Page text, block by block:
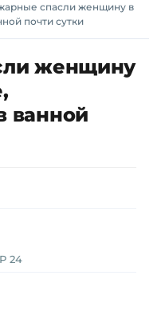
спасли женщину в
почти сутки
женщину
ванной
24